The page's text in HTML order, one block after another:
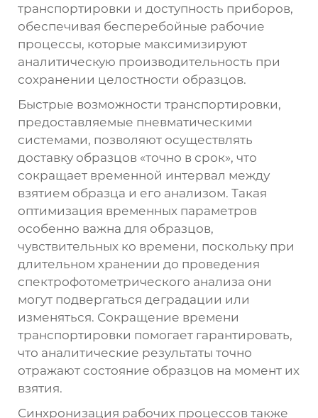
транспортировки и доступность приборов,
обеспечивая бесперебойные рабочие
процессы, которые максимизируют
аналитическую производительность при
сохранении целостности образцов.
Быстрые возможности транспортировки,
предоставляемые пневматическими
системами, позволяют осуществлять
доставку образцов «точно в срок», что
сокращает временной интервал между
взятием образца и его анализом. Такая
оптимизация временных параметров
особенно важна для образцов,
чувствительных ко времени, поскольку при
длительном хранении до проведения
спектрофотометрического анализа они
могут подвергаться деградации или
изменяться. Сокращение времени
транспортировки помогает гарантировать,
что аналитические результаты точно
отражают состояние образцов на момент их
взятия.
Синхронизация рабочих процессов также